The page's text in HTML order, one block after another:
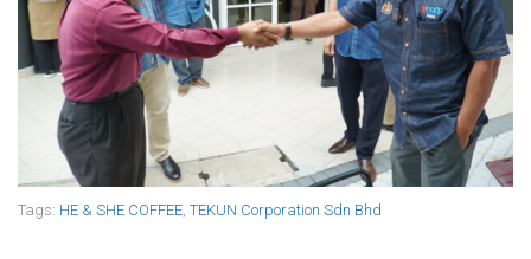
Tags: HE & SHE COFFEE, TEKUN Corporation Sdn Bhd